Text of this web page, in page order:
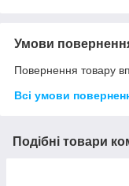
Умови
Повернення товару
Всі умови
Подібні товари